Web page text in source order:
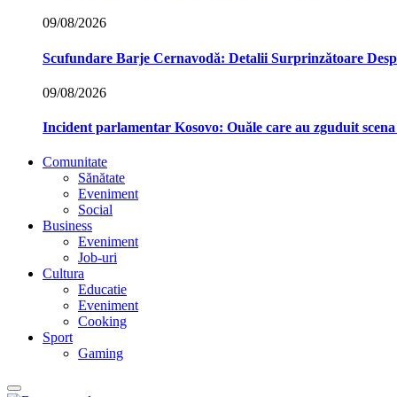
09/08/2026
Scufundare Barje Cernavodă: Detalii Surprinzătoare
09/08/2026
Incident parlamentar Kosovo: Ouăle care au zguduit
Comunitate
Sănătate
Eveniment
Social
Business
Eveniment
Job-uri
Cultura
Educatie
Eveniment
Cooking
Sport
Gaming